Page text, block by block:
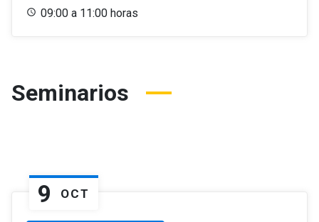
09:00 a 11:00 horas
Seminarios
9 OCT